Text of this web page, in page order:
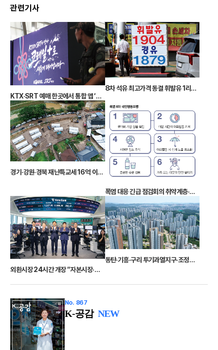
관련기사
KTX·SRT 예매 한곳에서 통합 앱 ‘코레일+’ 출시
8차 석유 최고가격 동결 휘발유 1리터당 1784원
경기·강원·경북 재난특교세 16억 이재민 임시조립주택 긴급지원도
폭염 대응 긴급 점검회의 취약계층·고위험군 보호 강화
외환시장 24시간 개장 “자본시장·원화 매력 높아질 것”
동탄·기흥·구리 투기과열지구·조정대상지역 지정
No. 867
K-공감 NEW